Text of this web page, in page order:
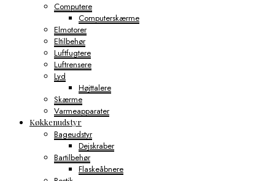
Computere
Computerskærme
Elmotorer
Eltilbehør
Luftfugtere
Luftrensere
Lyd
Højttalere
Skærme
Varmeapparater
Køkkenudstyr
Bageudstyr
Dejskraber
Bartilbehør
Flaskeåbnere